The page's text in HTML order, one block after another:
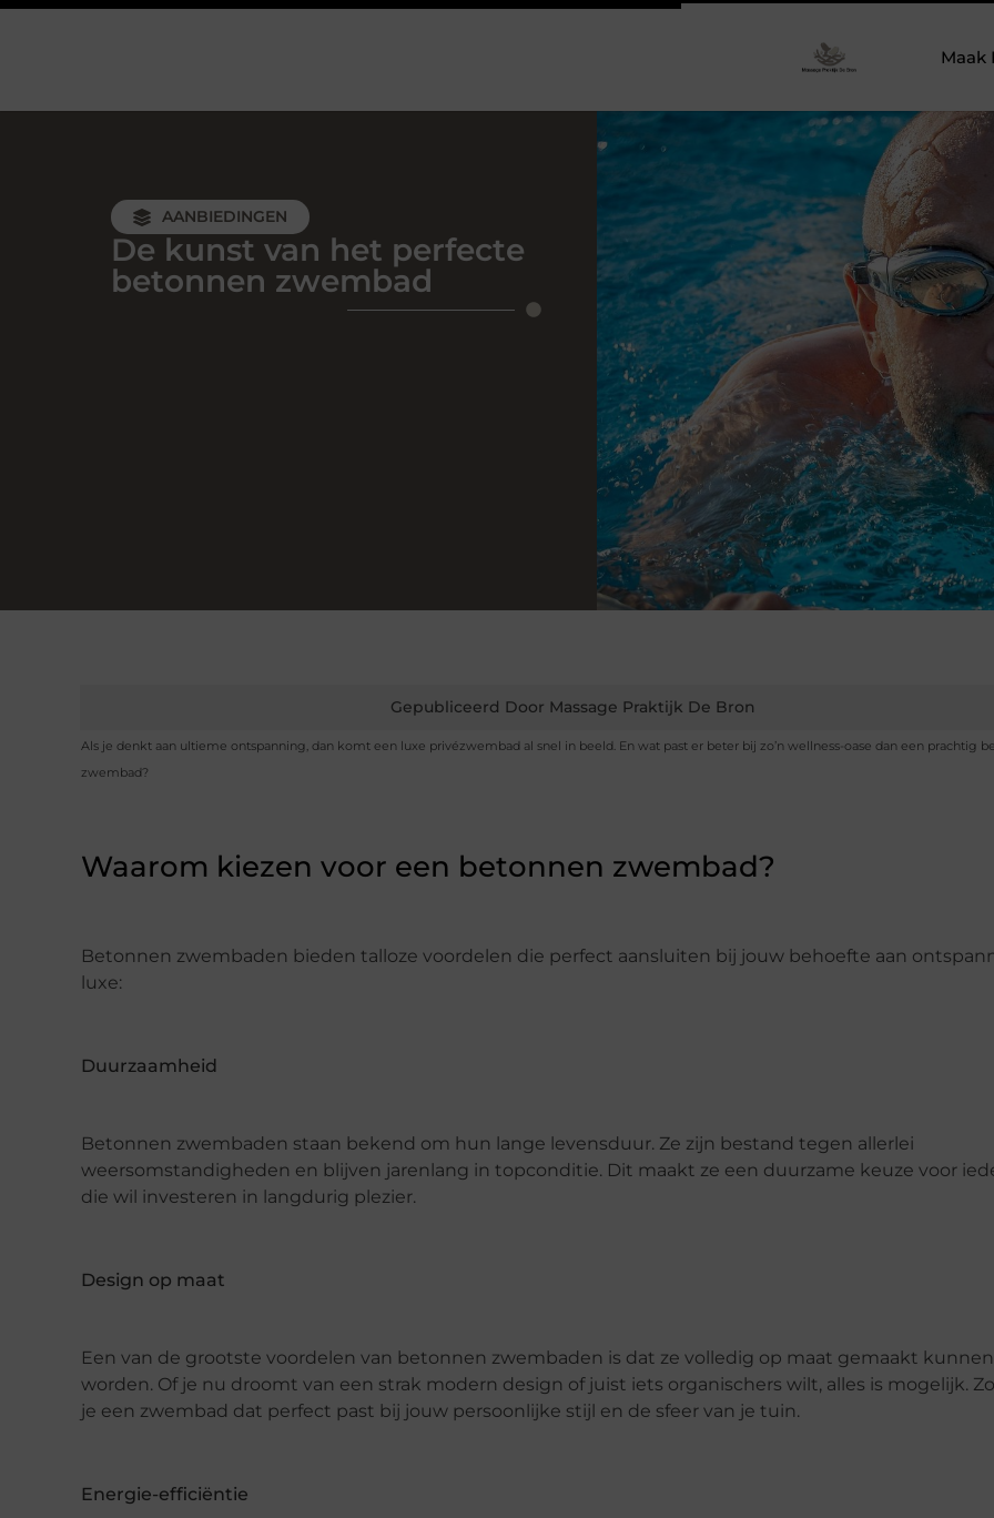
Maak
AANBIEDINGEN
De kunst van het perfecte
betonnen zwembad
Gepubliceerd Door Massage Praktijk De Bron
Als je denkt aan ultieme ontspanning, dan komt een luxe privézwembad al snel in beeld. En wat past er beter bij zo’n wellness-oase dan een prachtig
zwembad?
Waarom kiezen voor een betonnen zwembad?
Betonnen zwembaden bieden talloze voordelen die perfect aansluiten bij jouw behoefte aan
luxe:
Duurzaamheid
Betonnen zwembaden staan bekend om hun lange levensduur. Ze zijn bestand tegen allerlei
weersomstandigheden en blijven jarenlang in topconditie. Dit maakt ze een duurzame keuze voor
die wil investeren in langdurig plezier.
Design op maat
Een van de grootste voordelen van betonnen zwembaden is dat ze volledig op maat gemaakt kunnen
worden. Of je nu droomt van een strak modern design of juist iets organischers wilt, alles is mogelijk.
je een zwembad dat perfect past bij jouw persoonlijke stijl en de sfeer van je tuin.
Energie-efficiëntie